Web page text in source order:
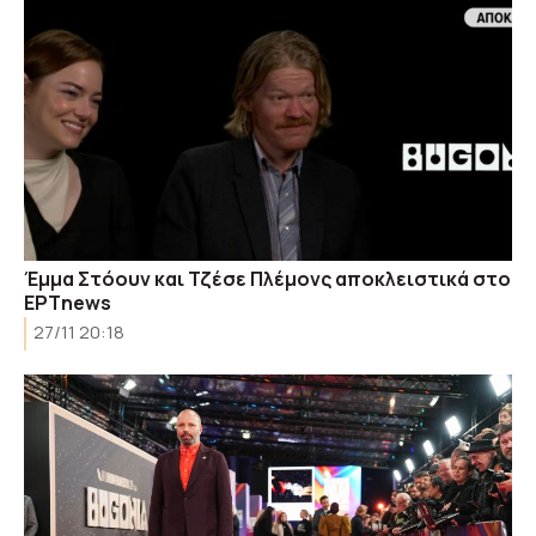
Έμμα Στόουν και Τζέσε Πλέμονς αποκλειστικά στο
ΕΡΤnews
27/11 20:18